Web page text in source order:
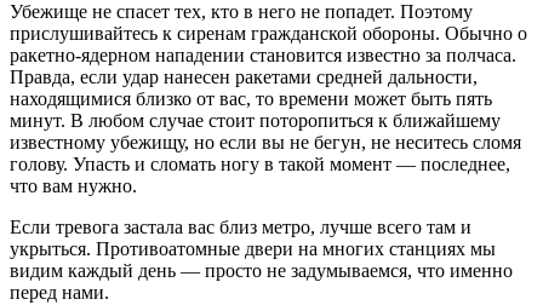
Убежище не спасет тех, кто в него не попадет. Поэтому
прислушивайтесь к сиренам гражданской обороны. Обычно о
ракетно-ядерном нападении становится известно за полчаса.
Правда, если удар нанесен ракетами средней дальности,
находящимися близко от вас, то времени может быть пять
минут. В любом случае стоит поторопиться к ближайшему
известному убежищу, но если вы не бегун, не неситесь сломя
голову. Упасть и сломать ногу в такой момент — последнее,
что вам нужно.
Если тревога застала вас близ метро, лучше всего там и
укрыться. Противоатомные двери на многих станциях мы
видим каждый день — просто не задумываемся, что именно
перед нами.